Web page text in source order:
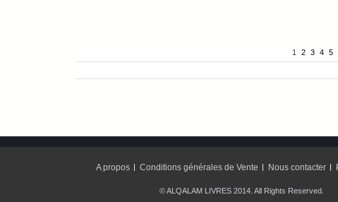
1 2 3 4 5
A propos Conditions générales de Vente Nous contacter
© ALQALAM LIVRES 2014. All Rights Reserved.